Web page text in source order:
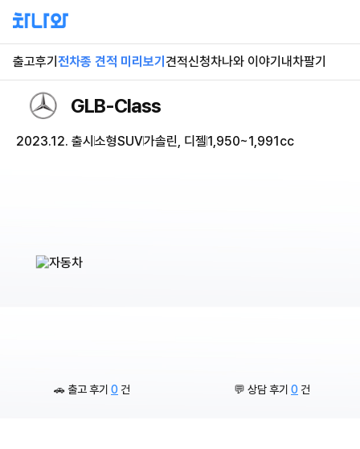
출고후기 전차종 견적 미리보기 견적신청차나와 이야기 내차팔기
GLB-Class
2023.12. 출시 소형SUV가솔린, 디젤1,950~1,991cc
🚗 출고 후기 0 건 💬 상담 후기 0 건